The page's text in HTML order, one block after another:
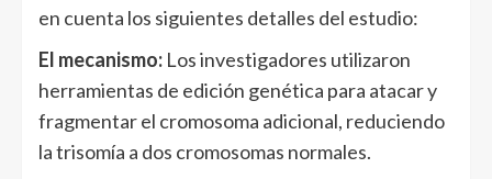
en cuenta los siguientes detalles del estudio:
El mecanismo: Los investigadores utilizaron
herramientas de edición genética para atacar y
fragmentar el cromosoma adicional, reduciendo
la trisomía a dos cromosomas normales.